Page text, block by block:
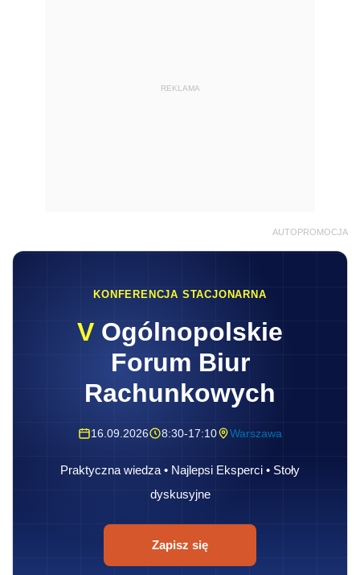
REKLAMA
AUTOPROMOCJA
KONFERENCJA STACJONARNA
V Ogólnopolskie
Forum Biur
Rachunkowych
16.09.2026 8:30-17:10 Warszawa
Praktyczna wiedza • Najlepsi Eksperci • Stoły
dyskusyjne
Zapisz się